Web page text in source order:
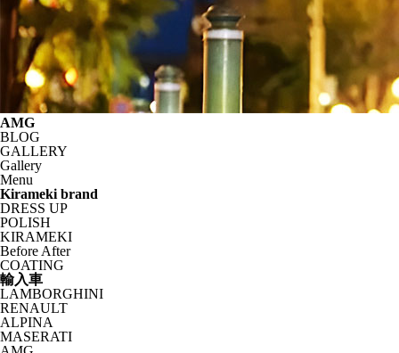
AMG
BLOG
GALLERY
Gallery
Menu
Kirameki brand
DRESS UP
POLISH
KIRAMEKI
Before After
COATING
輸入車
LAMBORGHINI
RENAULT
ALPINA
MASERATI